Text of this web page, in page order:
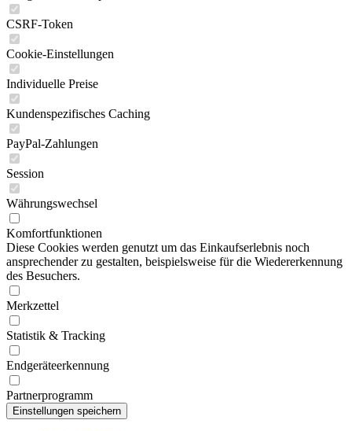
CSRF-Token
Cookie-Einstellungen
Individuelle Preise
Kundenspezifisches Caching
PayPal-Zahlungen
Session
Währungswechsel
Komfortfunktionen
Diese Cookies werden genutzt um das Einkaufserlebnis noch
ansprechender zu gestalten, beispielsweise für die Wiedererkennung
des Besuchers.
Merkzettel
Statistik & Tracking
Endgeräteerkennung
Partnerprogramm